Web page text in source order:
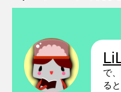
で
る